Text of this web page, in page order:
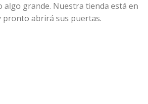
algo grande. Nuestra tienda está en
pronto abrirá sus puertas.